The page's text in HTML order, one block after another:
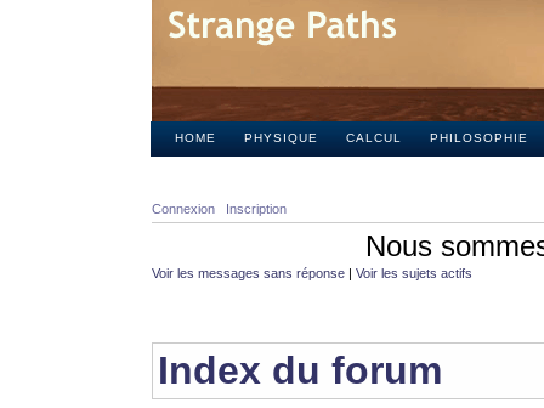
HOME PHYSIQUE CALCUL PHILOSOPHIE
Connexion Inscription
Nous
Voir les messages sans réponse | Voir les sujets actifs
Index du forum